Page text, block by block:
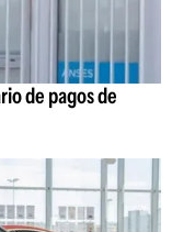
de pagos de